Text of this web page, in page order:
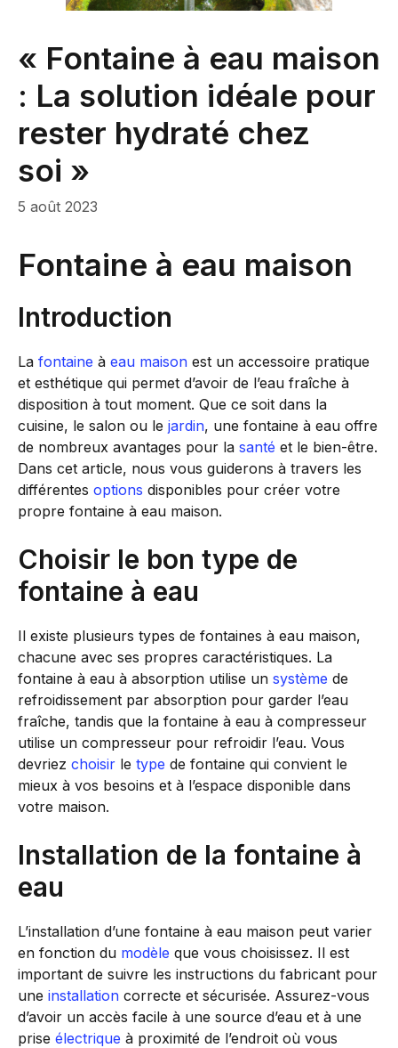
« Fontaine à eau maison
: La solution idéale pour
rester hydraté chez
soi »
5 août 2023
Fontaine à eau maison
Introduction
La fontaine à eau maison est un accessoire pratique
et esthétique qui permet d’avoir de l’eau fraîche à
disposition à tout moment. Que ce soit dans la
cuisine, le salon ou le jardin, une fontaine à eau offre
de nombreux avantages pour la santé et le bien-être.
Dans cet article, nous vous guiderons à travers les
différentes options disponibles pour créer votre
propre fontaine à eau maison.
Choisir le bon type de
fontaine à eau
Il existe plusieurs types de fontaines à eau maison,
chacune avec ses propres caractéristiques. La
fontaine à eau à absorption utilise un système de
refroidissement par absorption pour garder l’eau
fraîche, tandis que la fontaine à eau à compresseur
utilise un compresseur pour refroidir l’eau. Vous
devriez choisir le type de fontaine qui convient le
mieux à vos besoins et à l’espace disponible dans
votre maison.
Installation de la fontaine à
eau
L’installation d’une fontaine à eau maison peut varier
en fonction du modèle que vous choisissez. Il est
important de suivre les instructions du fabricant pour
une installation correcte et sécurisée. Assurez-vous
d’avoir un accès facile à une source d’eau et à une
prise électrique à proximité de l’endroit où vous